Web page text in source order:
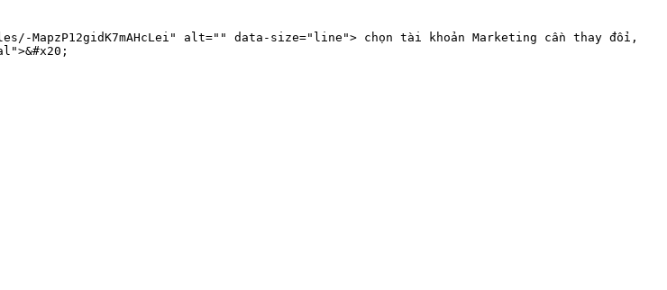
MapzP12gidK7mAHcLei" alt="" data-size="line"> chọn tài khoản Marketing cần thay đổi,